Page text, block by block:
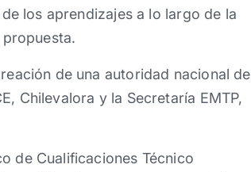
los aprendizajes a lo largo de la
de una autoridad nacional de
Chilevalora y la Secretaría EMTP,
de Cualificaciones Técnico